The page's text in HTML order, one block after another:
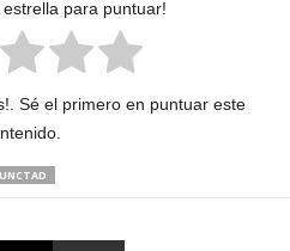
estrella para puntuar!
Sé el primero en puntuar este
UNCTAD